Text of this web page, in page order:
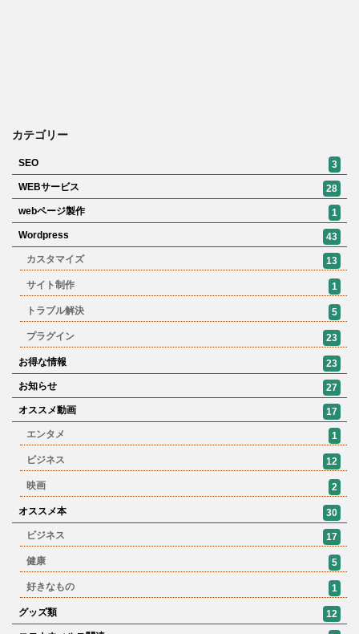
カテゴリー
SEO
3
WEBサービス
28
webページ製作
1
Wordpress
43
カスタマイズ
13
サイト制作 1
トラブル解決 5
プラグイン 23
お得な情報
23
お知らせ
27
オススメ動画
17
エンタメ
1
ビジネス 12
映画 2
オススメ本
30
ビジネス
17
健康 5
好きなもの 1
グッズ類
12